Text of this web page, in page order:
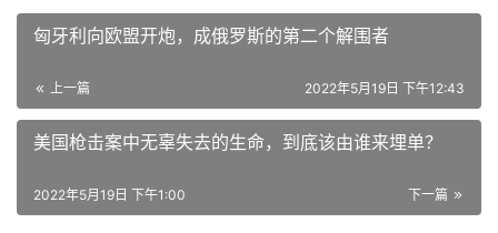
2022年5月19日 下午1:00
相关推荐
个？